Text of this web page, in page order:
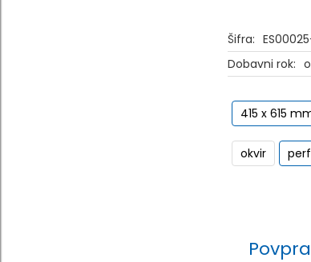
Šifra:
Dobavni rok:
415 x 615
okvir